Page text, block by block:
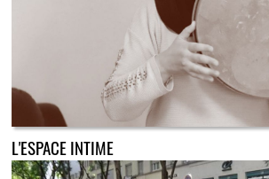
L'ESPACE INTIME